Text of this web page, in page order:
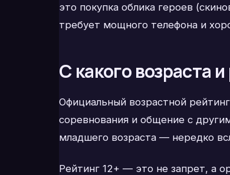
это покупка облика героев
требует мощного телефона и
С какого возраста
Официальный возрастной
соревнования и общение с
младшего возраста — нередко
Рейтинг 12+ — это не запрет, а